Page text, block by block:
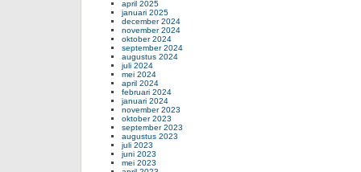
april 2025
januari 2025
december 2024
november 2024
oktober 2024
september 2024
augustus 2024
juli 2024
mei 2024
april 2024
februari 2024
januari 2024
november 2023
oktober 2023
september 2023
augustus 2023
juli 2023
juni 2023
mei 2023